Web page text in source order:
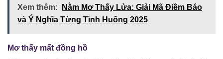
Xem thêm:
Nằm Mơ Thấy Lửa: Giải Mã Điềm Báo
và Ý Nghĩa Từng Tình Huống 2025
Mơ thấy mất đồng hồ